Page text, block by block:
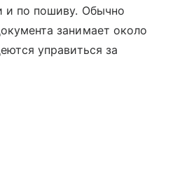
и по пошиву. Обычно
занимает около
управиться за